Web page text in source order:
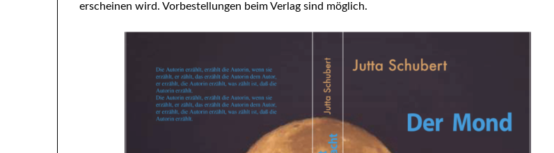
erscheinen wird. Vorbestellungen beim Verlag sind möglich.